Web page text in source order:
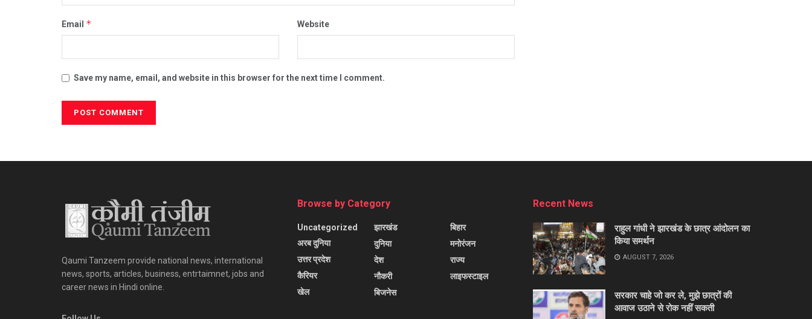
Email * Website
Save my name, email, and website in this browser for the next time I comment.
Qaumi Tanzeem provide national news, international
news, sports, articles, business, entrtaimnet, jobs and
career news in Hindi online.
Browse by Category
Uncategorized
अरब दुनिया
उत्तर प्रदेश
कैरियर
खेल
झारखंड
दुनिया
देश
नौकरी
बिजनेस
बिहार
मनोरंजन
राज्य
लाइफस्टाइल
Recent News
राहुल गांधी ने झारखंड के छात्र आंदोलन का
किया समर्थन
AUGUST 7, 2026
सरकार चाहे जो कर ले, मुझे छात्रों की
आवाज उठाने से रोक नहीं सकती